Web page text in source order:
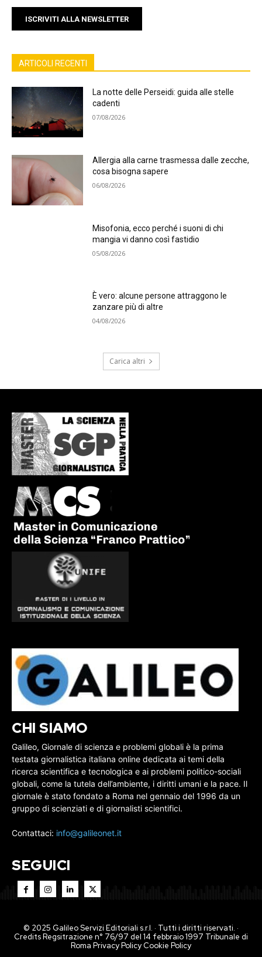
ISCRIVITI ALLA NEWSLETTER
ARTICOLI RECENTI
La notte delle Perseidi: guida alle stelle
cadenti
07/08/2026
Allergia alla carne trasmessa dalle zecche,
cosa bisogna sapere
06/08/2026
Misofonia, ecco perché i suoni di chi
mangia vi danno così fastidio
05/08/2026
È vero: alcune persone attraggono le
zanzare più di altre
04/08/2026
Carica altri
CHI SIAMO
Galileo, Giornale di scienza e problemi globali è la prima
testata giornalistica italiana online dedicata ai temi della
ricerca scientifica e tecnologica e ai problemi politico-sociali
globali, come la tutela dell’ambiente, i diritti umani e la pace. Il
giornale è stato fondato a Roma nel gennaio del 1996 da un
gruppo di scienziati e di giornalisti scientifici.
Contattaci: info@galileonet.it
SEGUICI
© 2025 Galileo Servizi Editoriali s.r.l. · Tutti i diritti riservati. ·
Credits Regsitrazione n° 76/97 del 14 febbraio 1997 Tribunale di
Roma Privacy PolicyCookie Policy